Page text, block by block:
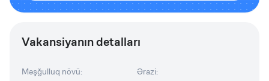
Vakansiyanın detalları
Məşğulluq növü:
Ərazi: